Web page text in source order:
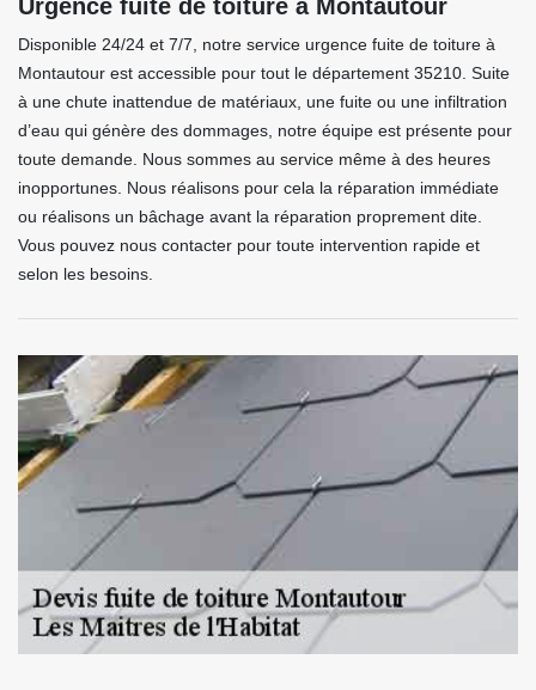
Urgence fuite de toiture à Montautour
Disponible 24/24 et 7/7, notre service urgence fuite de toiture à
Montautour est accessible pour tout le département 35210. Suite
à une chute inattendue de matériaux, une fuite ou une infiltration
d’eau qui génère des dommages, notre équipe est présente pour
toute demande. Nous sommes au service même à des heures
inopportunes. Nous réalisons pour cela la réparation immédiate
ou réalisons un bâchage avant la réparation proprement dite.
Vous pouvez nous contacter pour toute intervention rapide et
selon les besoins.